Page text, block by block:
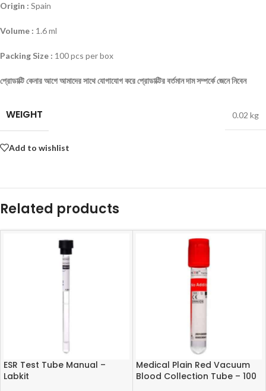
Origin : Spain
Volume : 1.6 ml
Packing Size : 100 pcs per box
প্রোডাক্টি কেনার আগে আমাদের সাথে যোগাযোগ করে প্রোডাক্টির বর্তমান দাম সম্পর্কে জেনে নিবেন
WEIGHT 0.02 kg
Add to wishlist
Related products
ESR Test Tube Manual –
Labkit
Medical Plain Red Vacuum
Blood Collection Tube – 100